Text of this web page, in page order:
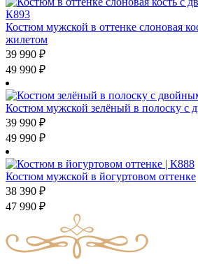
Костюм мужской в оттенке слоновая
жилетом
39 990 ₽
49 990 ₽
Костюм мужской зелёный в полоску с
39 990 ₽
49 990 ₽
Костюм мужской в йогуртовом оттенке
38 390 ₽
47 990 ₽